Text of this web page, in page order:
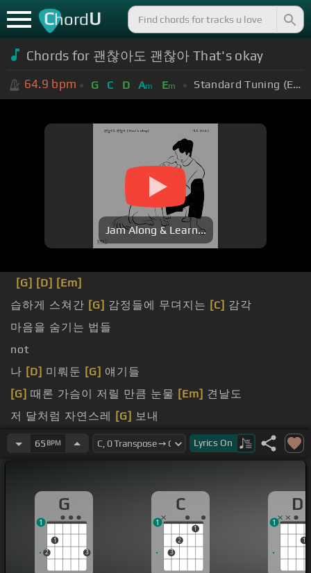
ChordU
Chords for 괜찮아도 괜찮아 That's okay
64.9 bpm G C D Am Em Standard Tuning (EADGBE)
Jam Along & Learn...
[G] [D] [Em]
습하게 스쳐간 [G] 감정들에 무뎌지는 [C] 감각
마음을 숨기는 법들
not
나 [D] 미뤄둔 [G] 얘기들
[G] 때론 가슴이 저릴 만큼 눈물 [Em] 견날도
저 달처럼 자연스레
[G] 보내
기대하고 아파하지
65 BPM Lyrics On
G
2
1
3
1
C
3
2
1
1
D
1
1